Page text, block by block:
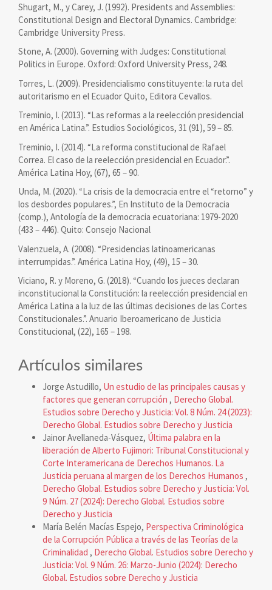
Shugart, M., y Carey, J. (1992). Presidents and Assemblies:
Constitutional Design and Electoral Dynamics. Cambridge:
Cambridge University Press.
Stone, A. (2000). Governing with Judges: Constitutional
Politics in Europe. Oxford: Oxford University Press, 248.
Torres, L. (2009). Presidencialismo constituyente: la ruta del
autoritarismo en el Ecuador Quito, Editora Cevallos.
Treminio, I. (2013). “Las reformas a la reelección presidencial
en América Latina.”. Estudios Sociológicos, 31 (91), 59 – 85.
Treminio, I. (2014). “La reforma constitucional de Rafael
Correa. El caso de la reelección presidencial en Ecuador.”.
América Latina Hoy, (67), 65 – 90.
Unda, M. (2020). “La crisis de la democracia entre el “retorno” y
los desbordes populares.”, En Instituto de la Democracia
(comp.), Antología de la democracia ecuatoriana: 1979-2020
(433 – 446). Quito: Consejo Nacional
Valenzuela, A. (2008). “Presidencias latinoamericanas
interrumpidas.”. América Latina Hoy, (49), 15 – 30.
Viciano, R. y Moreno, G. (2018). “Cuando los jueces declaran
inconstitucional la Constitución: la reelección presidencial en
América Latina a la luz de las últimas decisiones de las Cortes
Constitucionales.”. Anuario Iberoamericano de Justicia
Constitucional, (22), 165 – 198.
Artículos similares
Jorge Astudillo, Un estudio de las principales causas y
factores que generan corrupción , Derecho Global.
Estudios sobre Derecho y Justicia: Vol. 8 Núm. 24 (2023):
Derecho Global. Estudios sobre Derecho y Justicia
Jainor Avellaneda-Vásquez, Última palabra en la
liberación de Alberto Fujimori: Tribunal Constitucional y
Corte Interamericana de Derechos Humanos. La
Justicia peruana al margen de los Derechos Humanos ,
Derecho Global. Estudios sobre Derecho y Justicia: Vol.
9 Núm. 27 (2024): Derecho Global. Estudios sobre
Derecho y Justicia
María Belén Macías Espejo, Perspectiva Criminológica
de la Corrupción Pública a través de las Teorías de la
Criminalidad , Derecho Global. Estudios sobre Derecho y
Justicia: Vol. 9 Núm. 26: Marzo-Junio (2024): Derecho
Global. Estudios sobre Derecho y Justicia